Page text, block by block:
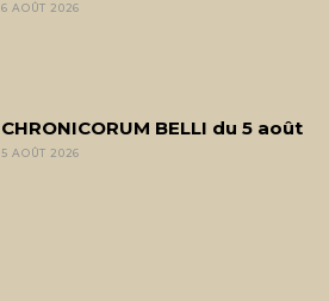
6 AOÛT 2026
CHRONICORUM BELLI du 5 août
5 AOÛT 2026